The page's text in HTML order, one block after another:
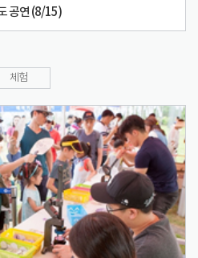
공연 (8/15)
체험